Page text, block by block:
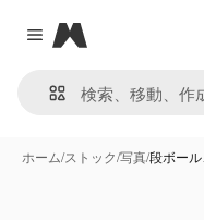
Close menu
Magnific
ホーム/ストック/写真/段ボー